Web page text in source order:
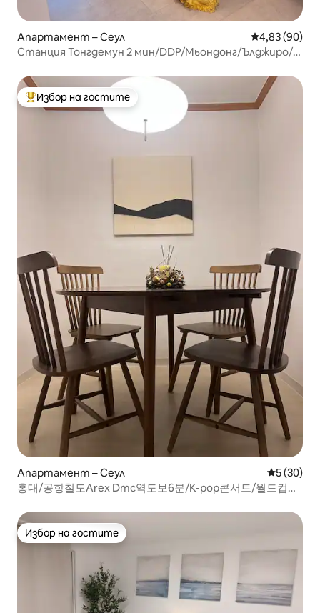
Апартамент – Сеул Средна
4,83 (90)
Станция Тонгдемун 2 мин/DDP/Мьондонг/Ълджиро/
туризъм/командировка/дългосрочен
престой*ME&YOU
Най-популярен избор на гостите
Избор на гостите
Апартамент – Сеул Средна
5 (30)
홍대/공항철도Arex Dmc역도보6분/K-pop콘서트/월드컵경
Избор на гостите
Избор на гостите